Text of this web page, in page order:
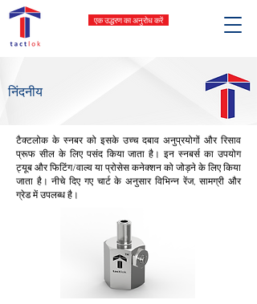
एक उद्धरण का अनुरोध करें
निंदनीय
टैक्टलोक के स्नबर को इसके उच्च दबाव अनुप्रयोगों और रिसाव
प्रूफ सील के लिए पसंद किया जाता है। इन स्नबर्स का उपयोग
ट्यूब और फिटिंग/वाल्व या प्रोसेस कनेक्शन को जोड़ने के लिए किया
जाता है। नीचे दिए गए चार्ट के अनुसार विभिन्न रेंज, सामग्री और
ग्रेड में उपलब्ध है।